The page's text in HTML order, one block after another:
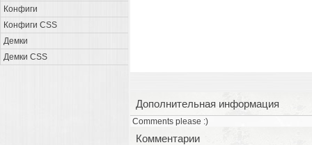
Конфиги
Конфиги CSS
Демки
Демки CSS
Дополнительная информация
Comments please :)
Комментарии